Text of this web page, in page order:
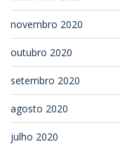
novembro 2020
outubro 2020
setembro 2020
agosto 2020
julho 2020